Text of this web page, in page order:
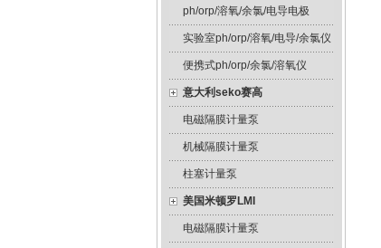
ph/orp/溶氧/余氯/电导电极
实验室ph/orp/溶氧/电导/余氯仪
便携式ph/orp/余氯/溶氧仪
意大利seko赛高
电磁隔膜计量泵
机械隔膜计量泵
柱塞计量泵
美国米顿罗LMI
电磁隔膜计量泵